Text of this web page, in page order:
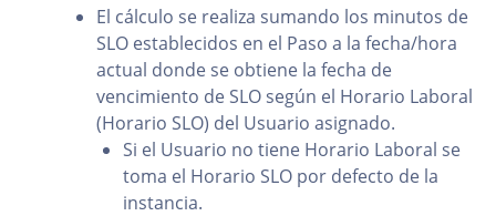
El cálculo se realiza sumando los minutos de
SLO establecidos en el Paso a la fecha/hora
actual donde se obtiene la fecha de
vencimiento de SLO según el Horario Laboral
(Horario SLO) del Usuario asignado.
Si el Usuario no tiene Horario Laboral se
toma el Horario SLO por defecto de la
instancia.